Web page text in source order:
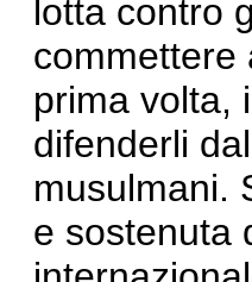
lotta contro
commettere
prima volta,
difenderli
musulmani.
e sostenuta